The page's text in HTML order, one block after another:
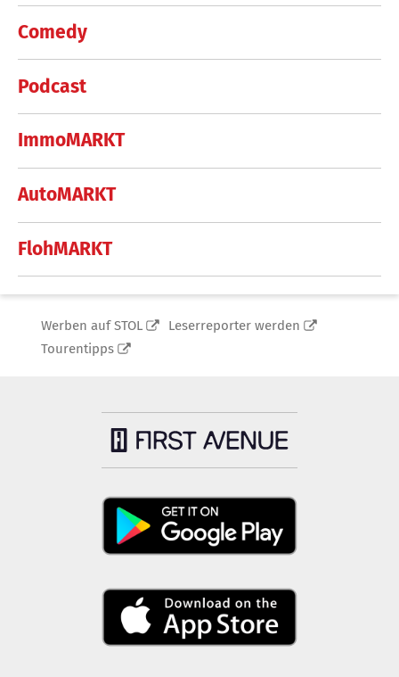
Comedy
Podcast
ImmoMARKT
AutoMARKT
FlohMARKT
Werben auf STOL
Leserreporter werden
Tourentipps